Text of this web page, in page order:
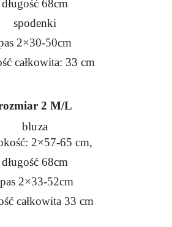
długość 68cm
spodenki
2×30-50cm
całkowita: 33 cm
2 M/L
bluza
2×57-65 cm,
długość 68cm
pas 2×33-52cm
całkowita 33 cm